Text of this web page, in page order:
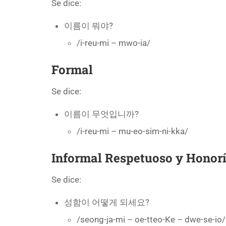
Se dice:
이름이 뭐야?
/i-reu-mi – mwo-ia/
Formal
Se dice:
이름이 무엇입니까?
/i-reu-mi – mu-eo-sim-ni-kka/
Informal Respetuoso y
Se dice:
성함이 어떻게 되세요?
/seong-ja-mi – oe-tteo-Ke – dwe-se-io/